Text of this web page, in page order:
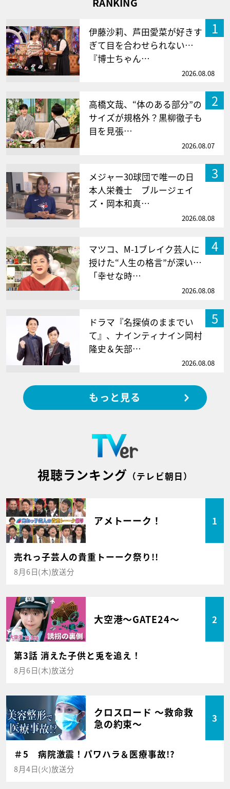
1
伊藤沙莉、芦田愛菜が好きす
ぎて目を合わせられない…
『博士ちゃん…
2026.08.08
2
高橋文哉、“体のある部分”の
サイズが規格外？黒柳徹子も
目を見張…
2026.08.07
3
メジャー30球団で唯一の日
本人栄養士 ブルージェイ
ズ・岡本和真…
2026.08.08
4
マツコ、M-1ブレイク芸人に
授けた“人生の格言”が深い…
「幸せな時…
2026.08.08
5
ドラマ『名探偵のままでい
て』、ナインティナイン岡村
隆史＆矢部…
2026.08.08
もっと見る
視聴ランキング （テレビ朝日）
アメトーーク！ 1
売れっ子芸人の貴重トーーク祭り!!
8月6日(木)放送分
大空港～GATE24～ 2
第3話 消えた子供と兎を追え！
8月6日(木)放送分
クロスロード ～救命救
急の約束～
3
＃5 病院激震！パワハラ＆医療事故!?
8月4日(火)放送分